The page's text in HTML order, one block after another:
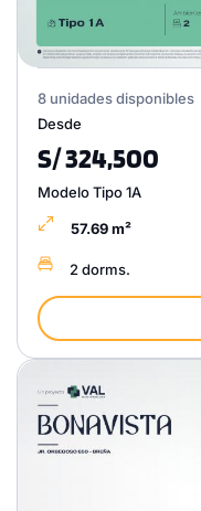
8 unidades disponibles
Desde
S/ 324,500
Modelo Tipo 1A
57.69 m²
2 dorms.